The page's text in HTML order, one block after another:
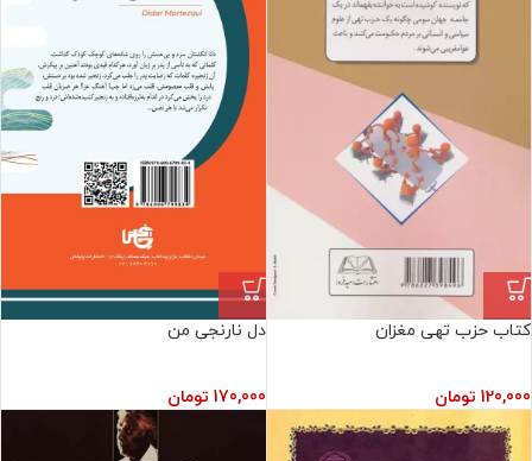
کتاب حزب تهی مغزان
120,000 تومان
دل نارنجی من
170,000 تومان